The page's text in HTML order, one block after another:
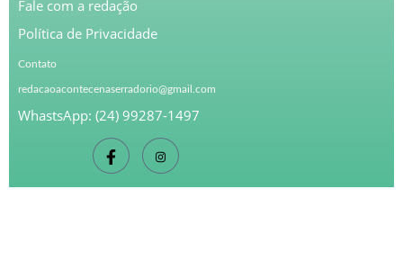
Fale com a redação
Política de Privacidade
Contato
redacaoacontecenaserradorio@gmail.com
WhastsApp: (24) 99287-1497